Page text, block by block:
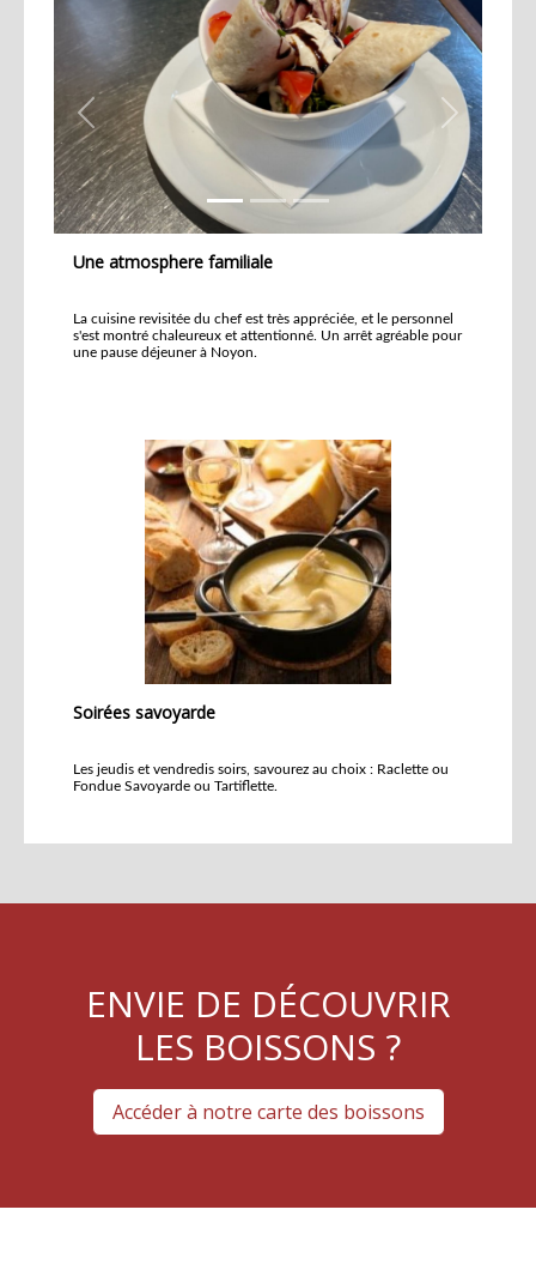
Previous Next
Une atmosphere familiale
La cuisine revisitée du chef est très appréciée, et le personnel
s'est montré chaleureux et attentionné. Un arrêt agréable pour
une pause déjeuner à Noyon.
Soirées savoyarde
Les jeudis et vendredis soirs, savourez au choix : Raclette ou
Fondue Savoyarde ou Tartiflette.
ENVIE DE DÉCOUVRIR
LES BOISSONS ?
Accéder à notre carte des boissons